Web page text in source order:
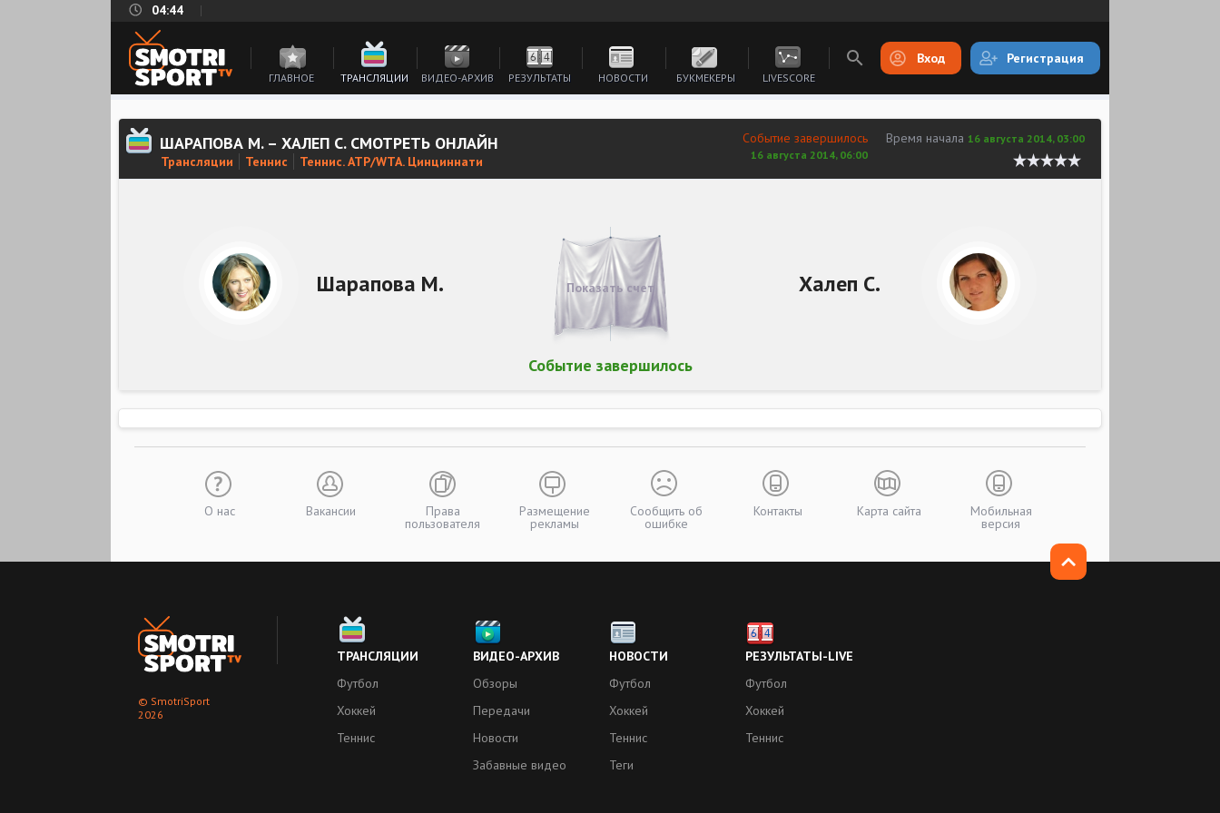
04:44
ГЛАВНОЕ ТРАНСЛЯЦИИ ВИДЕО-АРХИВ РЕЗУЛЬТАТЫ НОВОСТИ БУКМЕКЕРЫ LIVESCORE
Вход Регистрация
ШАРАПОВА М. – ХАЛЕП С. СМОТРЕТЬ ОНЛАЙН
Трансляции Теннис Теннис. ATP/WTA. Цинциннати
Время начала 16 августа 2014, 03:00
Событие завершилось
16 августа 2014, 06:00
Шарапова М. Халеп С.
Событие завершилось
Показать счет
О нас Вакансии Права
пользователя
Размещение
рекламы
Сообщить об
ошибке
Контакты Карта сайта Мобильная
версия
© SmotriSport
2026
ТРАНСЛЯЦИИ
Футбол
Хоккей
Теннис
ВИДЕО-АРХИВ
Обзоры
Передачи
Новости
Забавные видео
НОВОСТИ
Футбол
Хоккей
Теннис
Теги
РЕЗУЛЬТАТЫ-LIVE
Футбол
Хоккей
Теннис